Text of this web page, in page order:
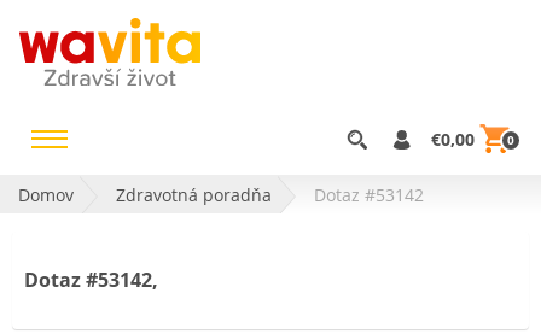
€0,00 0
Domov Zdravotná poradňa Dotaz #53142
Dotaz #53142,